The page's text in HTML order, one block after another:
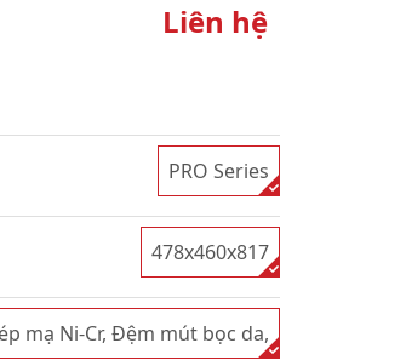
Liên hệ
PRO Series
478x460x817
mạ Ni-Cr, Đệm mút bọc da,